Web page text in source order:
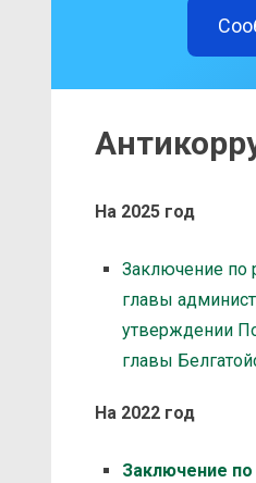
На 2025 год
Заключение по
главы
утверждении
главы
На 2022 год
Заключение по